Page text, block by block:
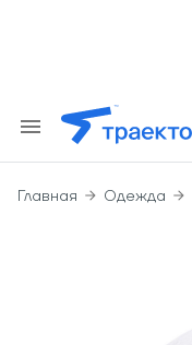
Главная Одежда